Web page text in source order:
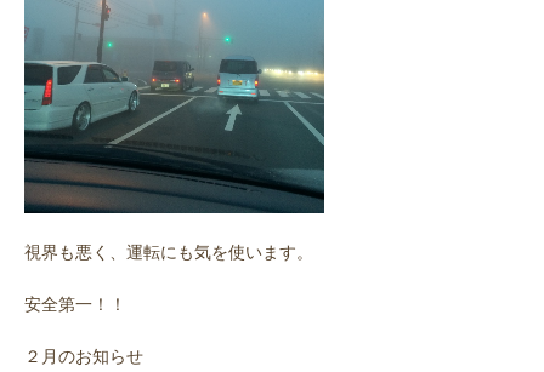
視界も悪く、運転にも気を使います。
安全第一！！
２月のお知らせ